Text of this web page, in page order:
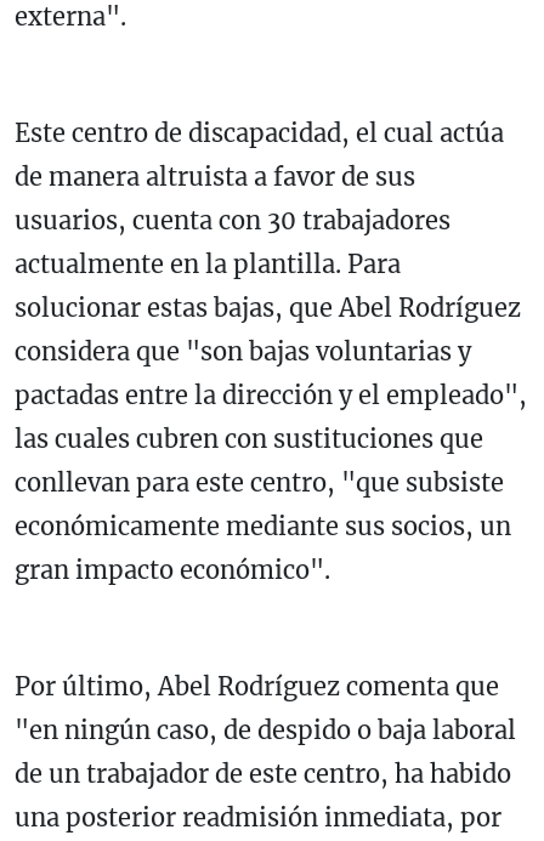
externa".
Este centro de discapacidad, el cual actúa
de manera altruista a favor de sus
usuarios, cuenta con 30 trabajadores
actualmente en la plantilla. Para
solucionar estas bajas, que Abel Rodríguez
considera que "son bajas voluntarias y
pactadas entre la dirección y el empleado",
las cuales cubren con sustituciones que
conllevan para este centro, "que subsiste
económicamente mediante sus socios, un
gran impacto económico".
Por último, Abel Rodríguez comenta que
"en ningún caso, de despido o baja laboral
de un trabajador de este centro, ha habido
una posterior readmisión inmediata, por